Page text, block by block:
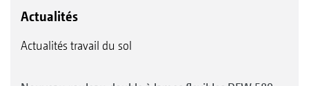
Actualités
Actualités travail du sol